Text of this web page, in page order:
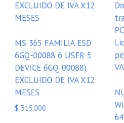
MS 365 FAMILIA ESD
6GQ-00088 6 USER 5
DEVICE 6GQ-00088)
EXCLUIDO DE IVA X12
MESES
$ 315.000